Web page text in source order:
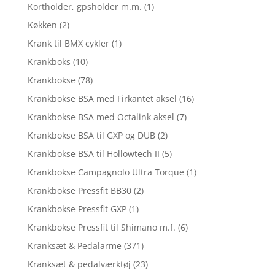
Kortholder, gpsholder m.m. (1)
Køkken (2)
Krank til BMX cykler (1)
Krankboks (10)
Krankbokse (78)
Krankbokse BSA med Firkantet aksel (16)
Krankbokse BSA med Octalink aksel (7)
Krankbokse BSA til GXP og DUB (2)
Krankbokse BSA til Hollowtech II (5)
Krankbokse Campagnolo Ultra Torque (1)
Krankbokse Pressfit BB30 (2)
Krankbokse Pressfit GXP (1)
Krankbokse Pressfit til Shimano m.f. (6)
Kranksæt & Pedalarme (371)
Kranksæt & pedalværktøj (23)